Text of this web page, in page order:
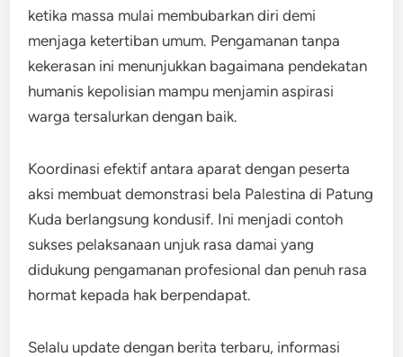
ketika massa mulai membubarkan diri demi
menjaga ketertiban umum. Pengamanan tanpa
kekerasan ini menunjukkan bagaimana pendekatan
humanis kepolisian mampu menjamin aspirasi
warga tersalurkan dengan baik.
Koordinasi efektif antara aparat dengan peserta
aksi membuat demonstrasi bela Palestina di Patung
Kuda berlangsung kondusif. Ini menjadi contoh
sukses pelaksanaan unjuk rasa damai yang
didukung pengamanan profesional dan penuh rasa
hormat kepada hak berpendapat.
Selalu update dengan berita terbaru, informasi